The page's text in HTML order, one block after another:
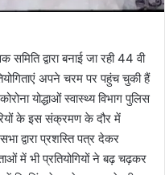
द्वारा बनाई जा रही 44 वी
अपने चरम पर पहुंच चुकी हैं
योद्धाओं स्वास्थ्य विभाग पुलिस
के इस संक्रमण के दौर में
द्वारा प्रशस्ति पत्र देकर
में भी प्रतियोगियों ने बढ़ चढ़कर